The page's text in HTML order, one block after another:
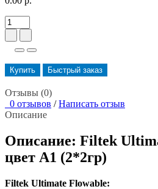
Купить Быстрый заказ
Отзывы (0)
0 отзывов / Написать отзыв
Описание
Описание: Filtek
цвет А1 (2*2гр)
Filtek Ultimate Flowable: